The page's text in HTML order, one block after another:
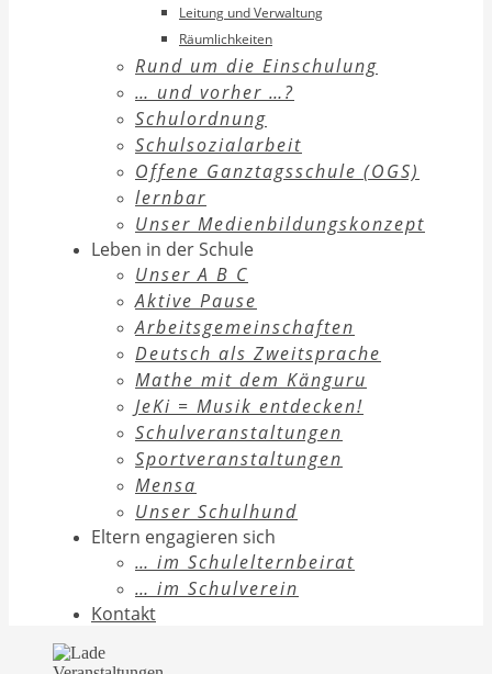
Leitung und Verwaltung
Räumlichkeiten
Rund um die Einschulung
… und vorher …?
Schulordnung
Schulsozialarbeit
Offene Ganztagsschule (OGS)
lernbar
Unser Medienbildungskonzept
Leben in der Schule
Unser A B C
Aktive Pause
Arbeitsgemeinschaften
Deutsch als Zweitsprache
Mathe mit dem Känguru
JeKi = Musik entdecken!
Schulveranstaltungen
Sportveranstaltungen
Mensa
Unser Schulhund
Eltern engagieren sich
… im Schulelternbeirat
… im Schulverein
Kontakt